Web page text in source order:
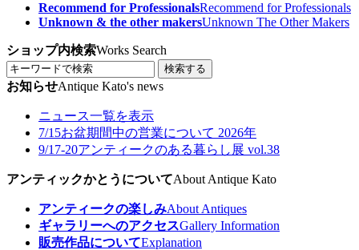
Recommend for ProfessionalsRecommend for Professionals
Unknown & the other makersUnknown The Other Makers
ショップ内検索Works Search
検索する
お知らせAntique Kato's news
ニュース一覧を表示
7/15お盆期間中の営業について 2026年
9/17-20アンティークのある暮らし展 vol.38
アンティックかとうについてAbout Antique Kato
アンティークの楽しみAbout Antiques
ギャラリーへのアクセスGallery Information
販売作品についてExplanation